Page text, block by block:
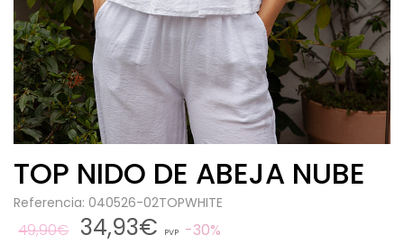
TOP NIDO DE ABEJA NUBE
Referencia: 040526-02TOPWHITE
49,90€ 34,93€ PVP 30%